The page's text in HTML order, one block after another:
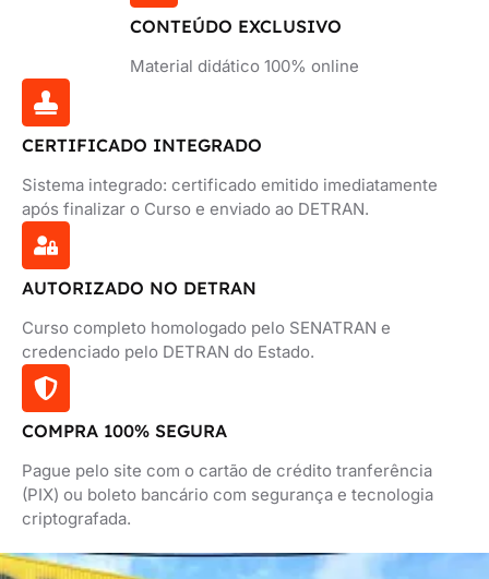
CONTEÚDO EXCLUSIVO
Material didático 100% online
CERTIFICADO INTEGRADO
Sistema integrado: certificado emitido imediatamente
após finalizar o Curso e enviado ao DETRAN.
AUTORIZADO NO DETRAN
Curso completo homologado pelo SENATRAN e
credenciado pelo DETRAN do Estado.
COMPRA 100% SEGURA
Pague pelo site com o cartão de crédito tranferência
(PIX) ou boleto bancário com segurança e tecnologia
criptografada.